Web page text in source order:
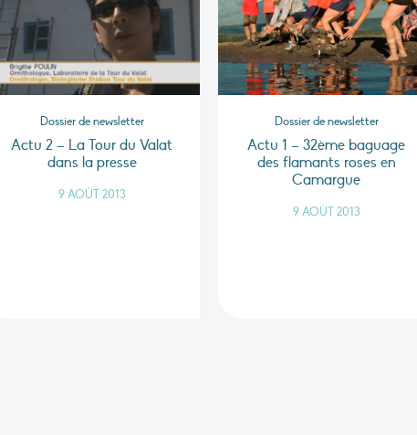
Dossier de newsletter
Actu 2 – La Tour du Valat
dans la presse
9 AOÛT 2013
Dossier de newsletter
Actu 1 – 32ème baguage
des flamants roses en
Camargue
9 AOÛT 2013